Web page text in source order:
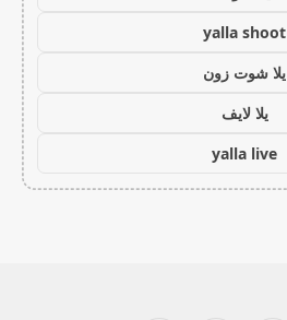
yalla shoot
يلا شوت زون
يلا لايف
yalla live